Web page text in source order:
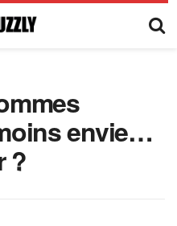
envie…
?